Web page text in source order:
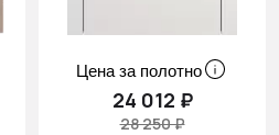
Цена за полотно
24 012 ₽
28 250 ₽